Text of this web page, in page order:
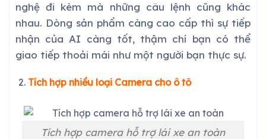
nghệ đi kèm mà những câu lệnh cũng khác
nhau. Dòng sản phẩm càng cao cấp thì sự tiếp
nhận của AI càng tốt, thậm chí bạn có thể
giao tiếp thoải mái như một người bạn thực sự.
Tích hợp nhiều loại Camera cho ô tô
Tích hợp camera hỗ trợ lái xe an toàn